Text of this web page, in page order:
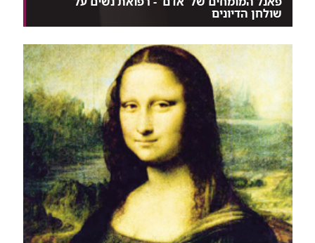
שולחן הדיונים
איפה גבול ההבנה של רופא גבר את גוף האישה? האם
יחסי...